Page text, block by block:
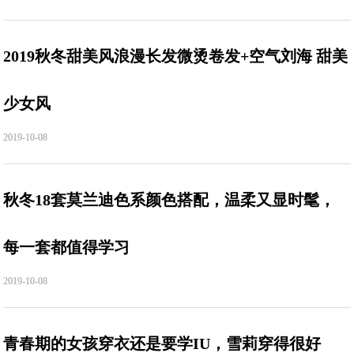
2019秋冬甜美风浪漫长发微烫卷发+空气刘海 甜美
少女风
2019-10-08
秋冬18套莫兰迪色系颜色搭配，温柔又显时髦，
每一套都值得学习
2019-10-08
青春期的女孩穿衣还是要学IU，雪莉穿得很好